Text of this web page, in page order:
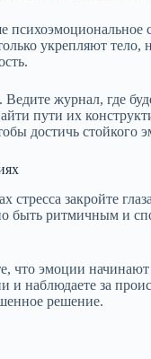
укрепляют
журнал, где
пути их
достичь стойкого
закройте
быть ритмичным и
что эмоции
и наблюдаете за
решение.